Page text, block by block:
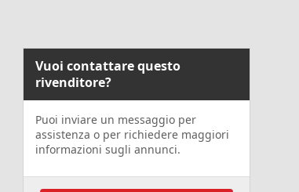
Vuoi contattare questo
rivenditore?
Puoi inviare un messaggio per
assistenza o per richiedere maggiori
informazioni sugli annunci.